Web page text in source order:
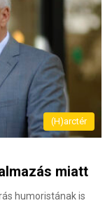
(H)arctér
miatt
humoristának is